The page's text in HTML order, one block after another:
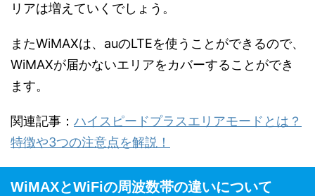
リアは増えていくでしょう。
またWiMAXは、auのLTEを使うことができるので、
WiMAXが届かないエリアをカバーすることができ
ます。
関連記事： ハイスピードプラスエリアモードとは？
特徴や3つの注意点を解説！
WiMAXとWiFiの周波数帯の違いについて